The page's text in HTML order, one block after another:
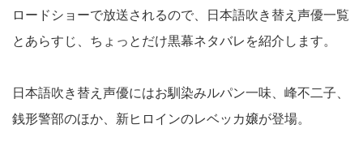
ロードショーで放送されるので、日本語吹き替え声優一覧
とあらすじ、ちょっとだけ黒幕ネタバレを紹介します。
日本語吹き替え声優にはお馴染みルパン一味、峰不二子、
銭形警部のほか、新ヒロインのレベッカ嬢が登場。